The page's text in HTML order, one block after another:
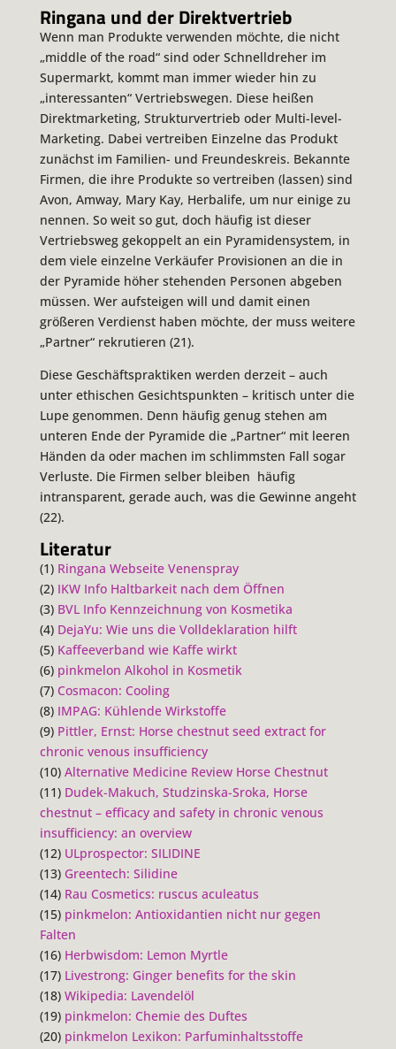
Ringana und der Direktvertrieb
Wenn man Produkte verwenden möchte, die nicht
„middle of the road“ sind oder Schnelldreher im
Supermarkt, kommt man immer wieder hin zu
„interessanten“ Vertriebswegen. Diese heißen
Direktmarketing, Strukturvertrieb oder Multi-level-
Marketing. Dabei vertreiben Einzelne das Produkt
zunächst im Familien- und Freundeskreis. Bekannte
Firmen, die ihre Produkte so vertreiben (lassen) sind
Avon, Amway, Mary Kay, Herbalife, um nur einige zu
nennen. So weit so gut, doch häufig ist dieser
Vertriebsweg gekoppelt an ein Pyramidensystem, in
dem viele einzelne Verkäufer Provisionen an die in
der Pyramide höher stehenden Personen abgeben
müssen. Wer aufsteigen will und damit einen
größeren Verdienst haben möchte, der muss weitere
„Partner“ rekrutieren (21).
Diese Geschäftspraktiken werden derzeit – auch
unter ethischen Gesichtspunkten – kritisch unter die
Lupe genommen. Denn häufig genug stehen am
unteren Ende der Pyramide die „Partner“ mit leeren
Händen da oder machen im schlimmsten Fall sogar
Verluste. Die Firmen selber bleiben häufig
intransparent, gerade auch, was die Gewinne angeht
(22).
Literatur
(1) Ringana Webseite Venenspray
(2) IKW Info Haltbarkeit nach dem Öffnen
(3) BVL Info Kennzeichnung von Kosmetika
(4) DejaYu: Wie uns die Volldeklaration hilft
(5) Kaffeeverband wie Kaffe wirkt
(6) pinkmelon Alkohol in Kosmetik
(7) Cosmacon: Cooling
(8) IMPAG: Kühlende Wirkstoffe
(9) Pittler, Ernst: Horse chestnut seed extract for
chronic venous insufficiency
(10) Alternative Medicine Review Horse Chestnut
(11) Dudek-Makuch, Studzinska-Sroka, Horse
chestnut – efficacy and safety in chronic venous
insufficiency: an overview
(12) ULprospector: SILIDINE
(13) Greentech: Silidine
(14) Rau Cosmetics: ruscus aculeatus
(15) pinkmelon: Antioxidantien nicht nur gegen
Falten
(16) Herbwisdom: Lemon Myrtle
(17) Livestrong: Ginger benefits for the skin
(18) Wikipedia: Lavendelöl
(19) pinkmelon: Chemie des Duftes
(20) pinkmelon Lexikon: Parfuminhaltsstoffe